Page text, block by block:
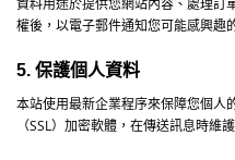
資料用途於提供您網站內容、處理訂
權後，以電子郵件通知您可能感興趣
5. 保護個人資料
本站使用最新企業程序來保障您個人
（SSL）加密軟體，在傳送訊息時維